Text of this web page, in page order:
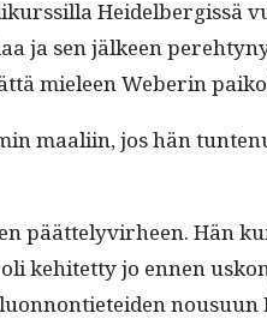
Hei­del­ber­gis­sä
ja sen jäl­keen
mieleen Weberin
maali­in, jos hän
päät­te­lyvirheen. Hän
kehitet­ty jo ennen